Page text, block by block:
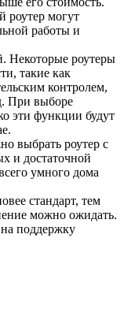
роутер могут
работы и
Некоторые роутеры
такие как
контролем,
При выборе
эти функции будут
выбрать роутер с
и достаточной
умного дома
стандарт, тем
можно ожидать.
поддержку